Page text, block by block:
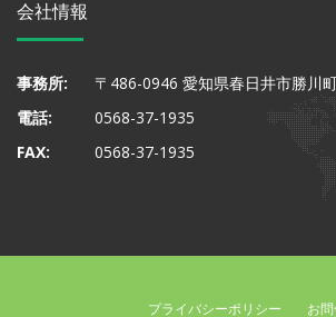
会社情報
事務所:
〒486-0946 愛知県春日井市勝川
電話:
0568-37-1935
FAX:
0568-37-1935
プライバシーポリシー お